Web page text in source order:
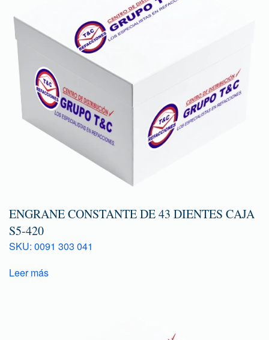
ENGRANE CONSTANTE DE 43 DIENTES CAJA
S5-420
SKU: 0091 303 041
Leer más